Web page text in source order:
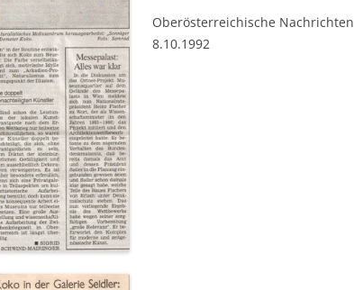
Oberösterreichische Nachrichten
8.10.1992